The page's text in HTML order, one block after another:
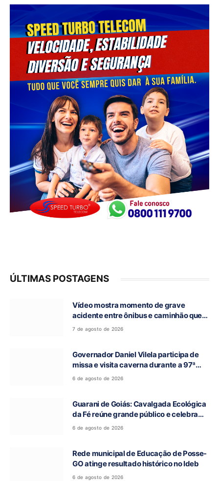
ÚLTIMAS POSTAGENS
Vídeo mostra momento de grave
acidente entre ônibus e caminhão que
deixou cinco mortos na GO-010, em
7 de agosto de 2026
Governador Daniel Vilela participa de
missa e visita caverna durante a 97ª
Romaria do Bom Jesus da Lapa de Terra
6 de agosto de 2026
Guarani de Goiás: Cavalgada Ecológica
da Fé reúne grande público e celebra
tradição religiosa
6 de agosto de 2026
Rede municipal de Educação de Posse-
GO atinge resultado histórico no Ideb
6 de agosto de 2026